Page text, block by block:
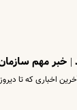
خبر مهم
دیروز دریافت